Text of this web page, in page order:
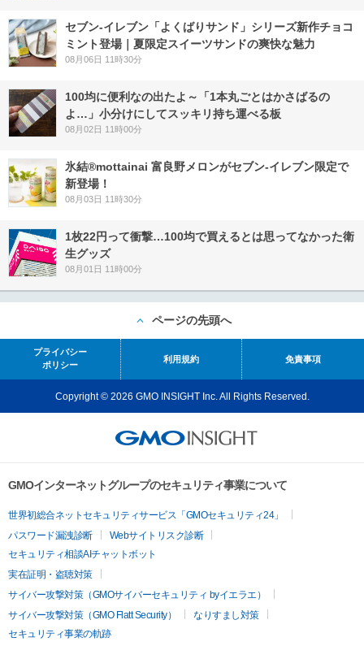
セブン‐イレブン「よくばりサンド」シリーズ新作チョコ
ミント登場｜夏限定スイーツサンドの爽快な魅力
08月06日 11時30分
100均に便利なの出たよ～「1本丸ごとはかさばるの
よ…」小分けにしてスッキリ持ち運べる板
08月02日 11時00分
氷結®mottainai 富良野メロンがセブン‐イレブン限定で
新登場！
08月03日 11時30分
1枚22円って衝撃…100均で買えるとは思ってなかった衛
生グッズ
08月01日 11時00分
ページの先頭へ
プライバシー
ポリシー
利用規約 免責事項
Copyright © 2026 GMO INSIGHT Inc. All Rights Reserved.
GMOインターネットグループのセキュリティ事業について
世界初総合ネットセキュリティサービス「GMOセキュリティ24」
パスワード漏洩診断
Webサイトリスク診断
セキュリティ相談AIチャットボット
実在証明・盗聴対策
サイバー攻撃対策（GMOサイバーセキュリティ byイエラエ）
サイバー攻撃対策（GMO Flatt Security）
なりすまし対策
セキュリティ事業の軌跡